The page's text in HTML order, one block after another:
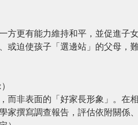
方更有能力維持和平，並促進子
或迫使孩子「選邊站」的父母，
非表面的「好家長形象」。在
家撰寫調查報告，評估依附關係